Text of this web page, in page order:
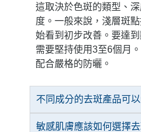
這取決於色斑的類型、
度。一般來說，淺層斑
始看到初步改善。要達
需要堅持使用3至6個月
配合嚴格的防曬。
不同成分的去斑產品可
敏感肌膚應該如何選擇